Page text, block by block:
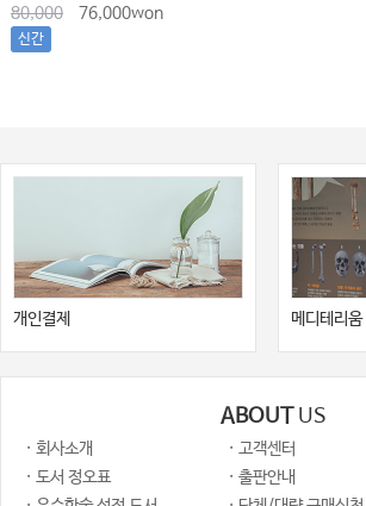
80,000
76,000won
신간
개인결제 메디테리
ABOUT US
· 회사소개
· 고객센터
· 도서 정오표
· 출판안내